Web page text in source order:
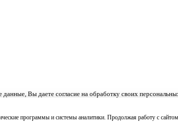
данные, Вы даете согласие на обработку своих
программы и системы аналитики. Продолжая работу с